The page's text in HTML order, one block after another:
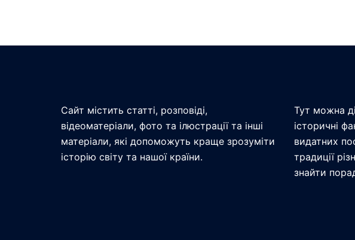
Сайт містить статті, розповіді,
відеоматеріали, фото та ілюстрації та інші
матеріали, які допоможуть краще зрозуміти
історію світу та нашої країни.
Тут можна
історичні
видатних
традиції
знайти